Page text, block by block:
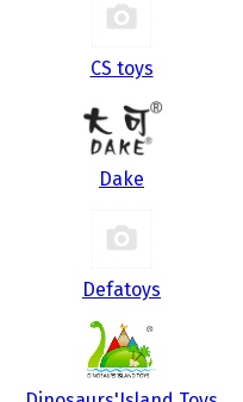
CS toys
Dake
Defatoys